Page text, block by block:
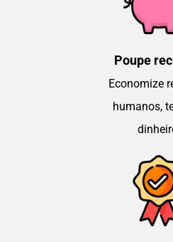
Poupe
Economize
humanos,